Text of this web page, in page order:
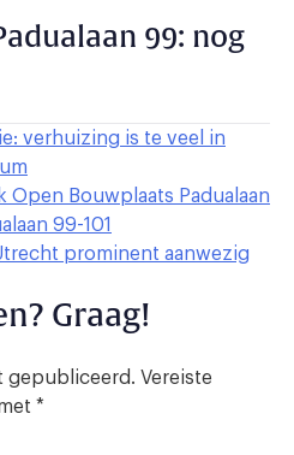
99: nog
verhuizing is te veel in
Open Bouwplaats Padualaan
99-101
prominent aanwezig
Graag!
gepubliceerd. Vereiste
*